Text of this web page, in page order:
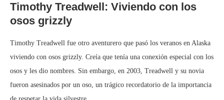
Timothy Treadwell: Viviendo con los
osos grizzly
Timothy Treadwell fue otro aventurero que pasó los veranos en Alaska
viviendo con osos grizzly. Creía que tenía una conexión especial con los
osos y les dio nombres. Sin embargo, en 2003, Treadwell y su novia
fueron asesinados por un oso, un trágico recordatorio de la importancia